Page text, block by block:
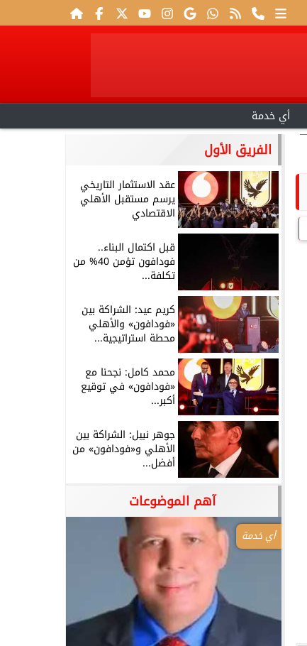
أي خدمة
الفريق الأول
عقد الاستثمار التاريخي
يرسم مستقبل الأهلي
الاقتصادي
قبل اكتمال البناء..
فودافون تؤمن 40% من
تكلفة...
كريم عيد: الشراكة بين
«فودافون» والأهلي
محطة استراتيجية...
محمد كامل: نجحنا مع
«فودافون» في توقيع
أكبر...
جوهر نبيل: الشراكة بين
الأهلي و«فودافون» من
أفضل...
آهم الموضوعات
أي خدمة